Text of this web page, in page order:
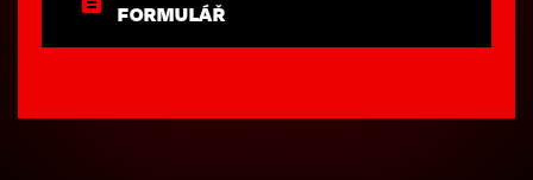
FORMULÁŘ